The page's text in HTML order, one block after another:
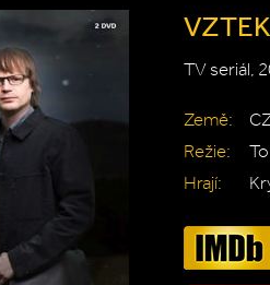
TV seriál,
Země:
Režie:
Hrají: